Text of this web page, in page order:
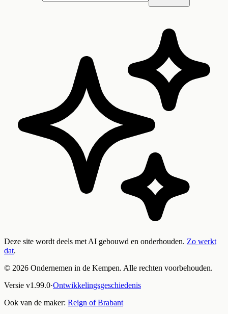
Deze site wordt deels met AI gebouwd en onderhouden. Zo werkt
dat.
© 2026 Ondernemen in de Kempen. Alle rechten voorbehouden.
Versie v1.99.0·Ontwikkelingsgeschiedenis
Ook van de maker: Reign of Brabant